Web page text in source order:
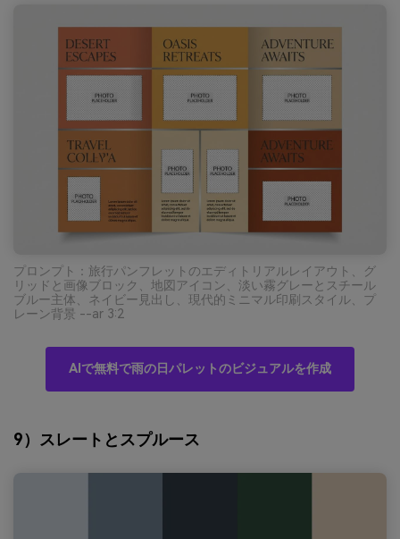
プロンプト：旅行パンフレットのエディトリアルレイアウト、グ
リッドと画像ブロック、地図アイコン、淡い霧グレーとスチール
ブルー主体、ネイビー見出し、現代的ミニマル印刷スタイル、プ
レーン背景 --ar 3:2
AIで無料で雨の日パレットのビジュアルを作成
9）スレートとスプルース